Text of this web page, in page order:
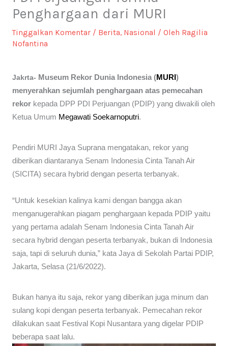
Penghargaan dari MURI
Tinggalkan Komentar / Berita, Nasional / Oleh Ragilia
Nofantina
Jakrta- Museum Rekor Dunia Indonesia (MURI)
menyerahkan sejumlah penghargaan atas pemecahan
rekorkepada DPP PDI Perjuangan (PDIP) yang diwakili oleh
Ketua Umum Megawati Soekarnoputri.
Pendiri MURI Jaya Suprana mengatakan, rekor yang
diberikan diantaranya Senam Indonesia Cinta Tanah Air
(SICITA) secara hybrid dengan peserta terbanyak.
“Untuk kesekian kalinya kami dengan bangga akan
menganugerahkan piagam penghargaan kepada PDIP yaitu
yang pertama adalah Senam Indonesia Cinta Tanah Air
secara hybrid dengan peserta terbanyak, bukan di Indonesia
saja, tapi di seluruh dunia,” kata Jaya di Sekolah Partai PDIP,
Jakarta, Selasa (21/6/2022).
Bukan hanya itu saja, rekor yang diberikan juga minum dan
sulang kopi dengan peserta terbanyak. Pemecahan rekor
dilakukan saat Festival Kopi Nusantara yang digelar PDIP
beberapa saat lalu.